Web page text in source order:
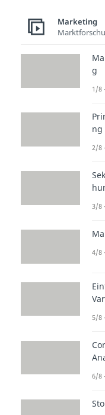
Marketing
g
1/8
ng
2/8
3/8
4/8
5/8
6/8